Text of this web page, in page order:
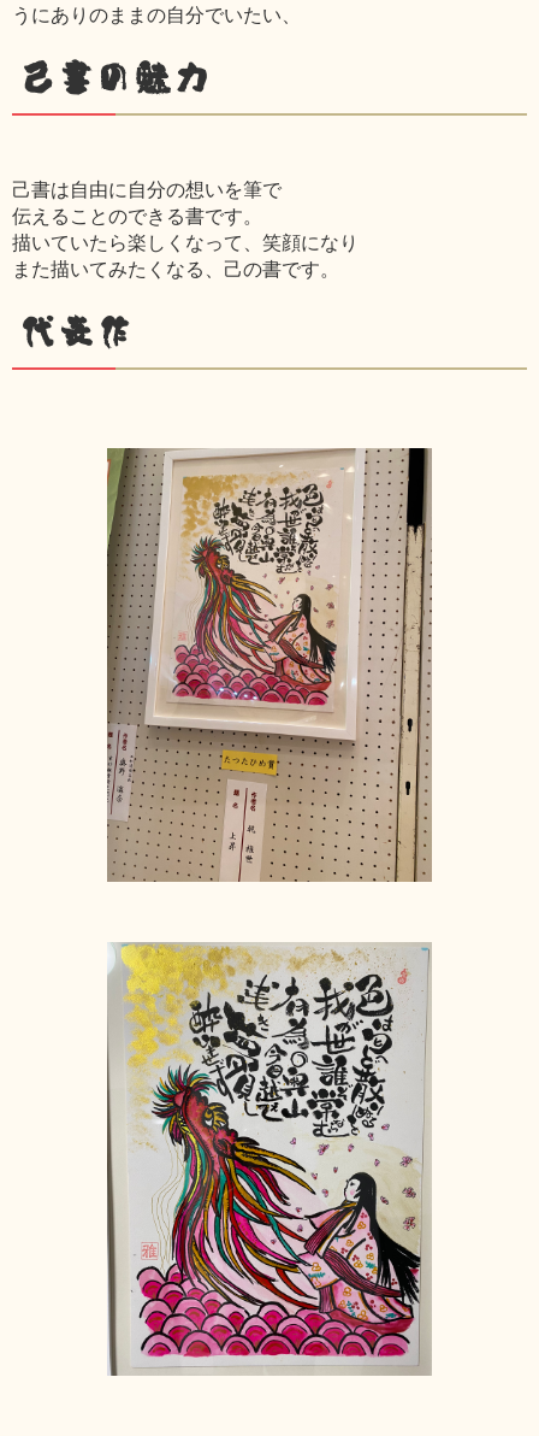
うにありのままの自分でいたい、
己書の魅力
己書は自由に自分の想いを筆で
伝えることのできる書です。
描いていたら楽しくなって、笑顔になり
また描いてみたくなる、己の書です。
代表作